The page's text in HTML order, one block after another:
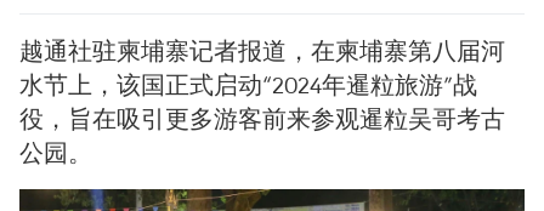
越通社驻柬埔寨记者报道，在柬埔寨第八届河
水节上，该国正式启动“2024年暹粒旅游”战
役，旨在吸引更多游客前来参观暹粒吴哥考古
公园。